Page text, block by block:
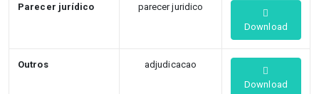
Parecer jurídico
parecer juridico
Download
Outros
adjudicacao
Download